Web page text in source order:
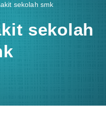
sekolah smk
sekolah